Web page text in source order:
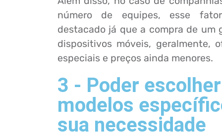
número de equipes, esse
destacado já que a compra de um
dispositivos móveis, geralmente,
especiais e preços ainda menores.
3 - Poder escolher
modelos
sua necessidade